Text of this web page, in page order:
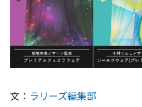
文： ラリーズ編集部